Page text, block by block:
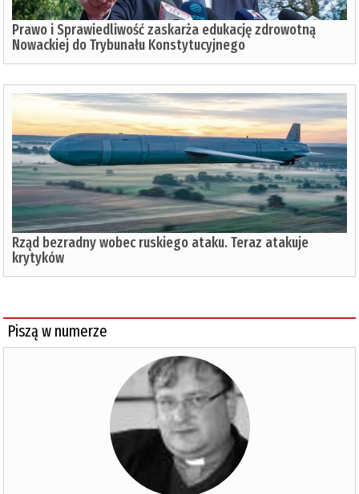
Prawo i Sprawiedliwość zaskarża edukację zdrowotną
Nowackiej do Trybunału Konstytucyjnego
Rząd bezradny wobec ruskiego ataku. Teraz atakuje
krytyków
Piszą w numerze